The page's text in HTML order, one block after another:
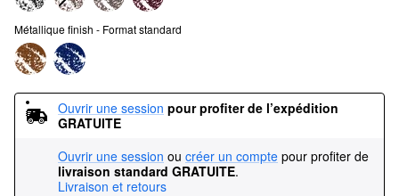
Métallique finish - Format standard
Ouvrir une session pour profiter de l’expédition
GRATUITE
Ouvrir une session ou créer un compte pour profiter de
livraison standard GRATUITE.
Livraison et retours